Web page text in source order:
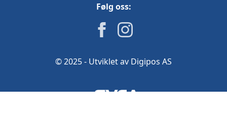
Følg oss:
© 2025 - Utviklet av Digipos AS